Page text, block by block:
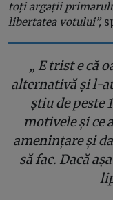
toți argații
libertatea votului”,
„ E trist e că
alternativă și l-
știu de peste
motivele și ce
amenințare și
să fac. Dacă